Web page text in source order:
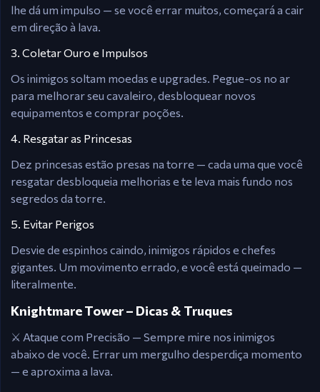
lhe dá um impulso — se você errar muitos, começará a cair
em direção à lava.
3. Coletar Ouro e Impulsos
Os inimigos soltam moedas e upgrades. Pegue-os no ar
para melhorar seu cavaleiro, desbloquear novos
equipamentos e comprar poções.
4. Resgatar as Princesas
Dez princesas estão presas na torre — cada uma que você
resgatar desbloqueia melhorias e te leva mais fundo nos
segredos da torre.
5. Evitar Perigos
Desvie de espinhos caindo, inimigos rápidos e chefes
gigantes. Um movimento errado, e você está queimado —
literalmente.
Knightmare Tower – Dicas & Truques
⚔️ Ataque com Precisão — Sempre mire nos inimigos
abaixo de você. Errar um mergulho desperdiça momento
— e aproxima a lava.